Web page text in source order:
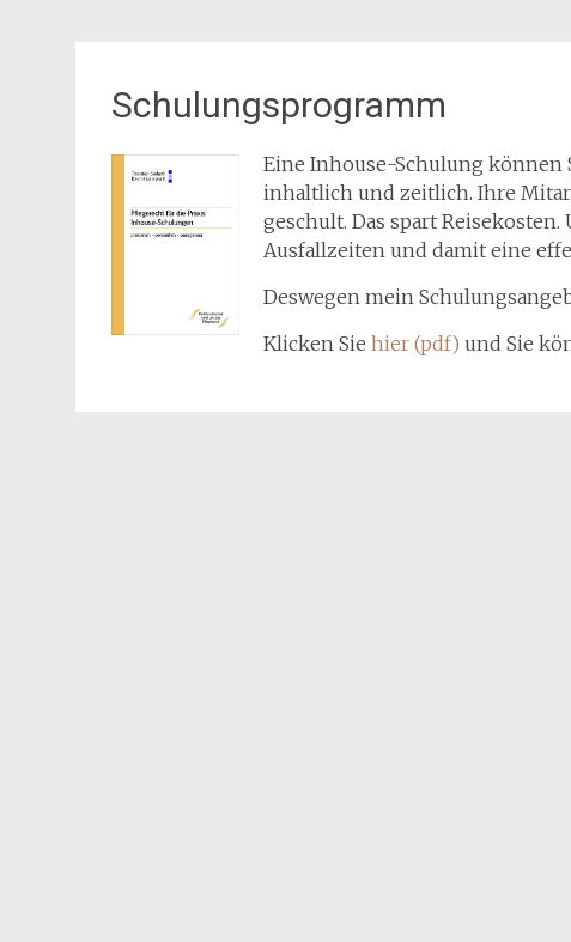
Schulungsprogramm
Eine Inhouse-Schulung können
inhaltlich und zeitlich. Ihre
geschult. Das spart
Ausfallzeiten und damit eine
Deswegen mein
Klicken Sie hier (pdf) und Sie